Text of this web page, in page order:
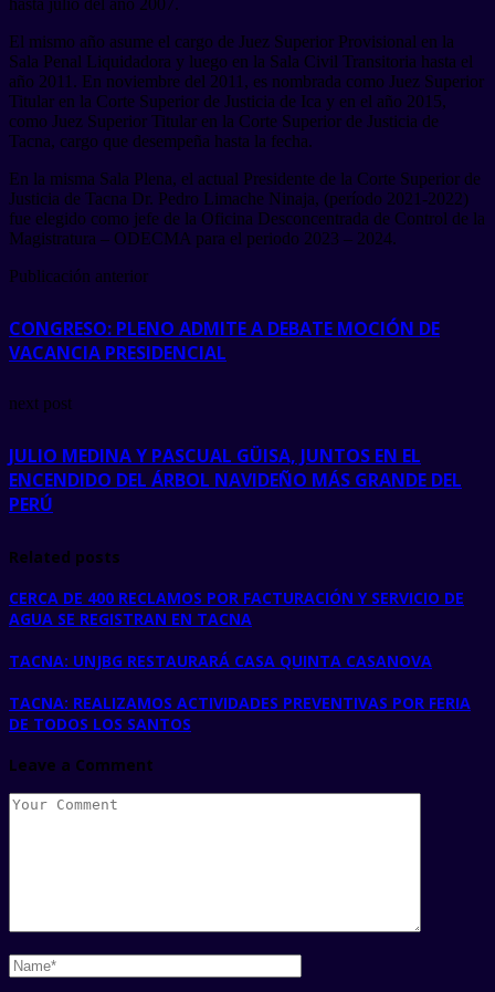
El mismo año asume el cargo de Juez Superior Provisional en la
Sala Penal Liquidadora y luego en la Sala Civil Transitoria hasta el
año 2011. En noviembre del 2011, es nombrada como Juez Superior
Titular en la Corte Superior de Justicia de Ica y en el año 2015,
como Juez Superior Titular en la Corte Superior de Justicia de
Tacna, cargo que desempeña hasta la fecha.
En la misma Sala Plena, el actual Presidente de la Corte Superior de
Justicia de Tacna Dr. Pedro Limache Ninaja, (período 2021-2022)
fue elegido como jefe de la Oficina Desconcentrada de Control de la
Magistratura – ODECMA para el periodo 2023 – 2024.
Publicación anterior
CONGRESO: PLENO ADMITE A DEBATE MOCIÓN DE
VACANCIA PRESIDENCIAL
next post
JULIO MEDINA Y PASCUAL GÜISA, JUNTOS EN EL
ENCENDIDO DEL ÁRBOL NAVIDEÑO MÁS GRANDE DEL
PERÚ
Related posts
CERCA DE 400 RECLAMOS POR FACTURACIÓN Y SERVICIO DE
AGUA SE REGISTRAN EN TACNA
TACNA: UNJBG RESTAURARÁ CASA QUINTA CASANOVA
TACNA: REALIZAMOS ACTIVIDADES PREVENTIVAS POR FERIA
DE TODOS LOS SANTOS
Leave a Comment